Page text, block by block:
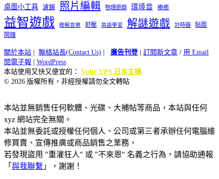
桌面小工具 濾鏡 照片編輯 物理遊戲 環境音 療癒
益智遊戲 睡眠音樂 舒壓 英語學習 解謎遊戲 計時器
貼圖
鬧鐘
關於本站 聯絡站長(Contact Us) 廣告刊登| 訂閱新文章 / 用 Email
閱電子報
WordPress
本站使用又快又便宜的： Vultr VPS 日本主機
© 2026 版權所有，非經授權請勿全文轉貼
本站並無銷售任何軟體、光碟、大補帖等商品，本站與任何
xyz 網站完全無關。
本站並無委託或授權任何個人、公司或第三者承辦任何電腦維
修買賣、宣傳推廣或商品銷售之業務，
若發現盜用 "重灌狂人" 或 "不來恩" 名義之行為，請協助通報
「 與我聯繫 」，謝謝！